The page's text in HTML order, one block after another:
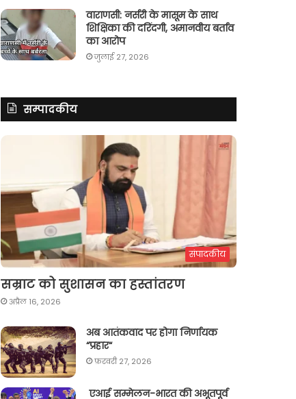
वाराणसी: नर्सरी के मासूम के साथ
शिक्षिका की दरिंदगी, अमानवीय बर्ताव
का आरोप
जुलाई 27, 2026
सम्पादकीय
संपादकीय
सम्राट को सुशासन का हस्तांतरण
अप्रैल 16, 2026
अब आतंकवाद पर होगा निर्णायक
“प्रहार“
फ़रवरी 27, 2026
एआई सम्मेलन-भारत की अभूतपूर्व